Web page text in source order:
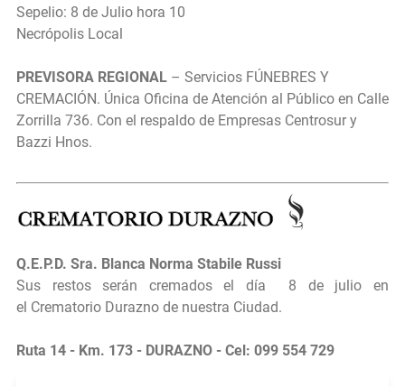
Sepelio: 8 de Julio hora 10
Necrópolis Local
PREVISORA REGIONAL – Servicios FÚNEBRES Y
CREMACIÓN. Única Oficina de Atención al Público en Calle
Zorrilla 736. Con el respaldo de Empresas Centrosur y
Bazzi Hnos.
Q.E.P.D. Sra. Blanca Norma Stabile Russi
Sus restos serán cremados el día
8 de julio en
el Crematorio Durazno de nuestra Ciudad.
Ruta 14 - Km. 173 - DURAZNO - Cel: 099 554 729